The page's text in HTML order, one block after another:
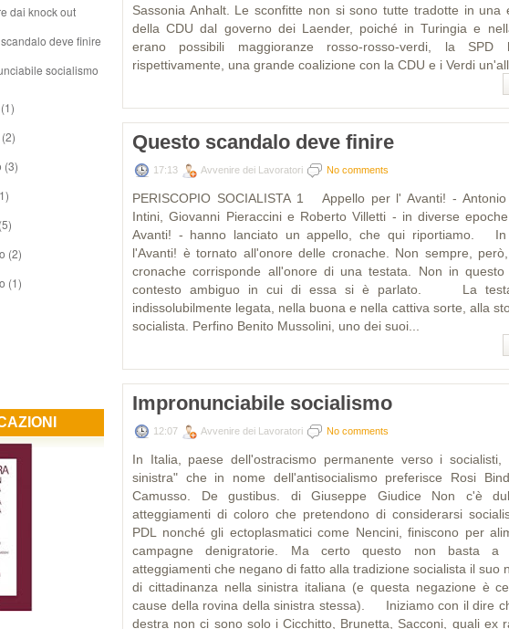
dai knock out
deve finire
socialismo
(1)
(2)
(3)
(5)
(2)
(1)
Sassonia Anhalt. Le sconfitte non si sono tutte tradotte in una
della CDU dal governo dei Laender, poiché in Turingia e
erano possibili maggioranze rosso-rosso-verdi, la SPD
rispettivamente, una grande coalizione con la CDU e i Verdi
Questo scandalo deve finire
17:13 Avvenire dei Lavoratori No comments
PERISCOPIO SOCIALISTA 1 Appello per l' Avanti! -
Intini, Giovanni Pieraccini e Roberto Villetti - in diverse
Avanti! - hanno lanciato un appello, che qui riportiamo. In
l'Avanti! è tornato all'onore delle cronache. Non sempre,
cronache corrisponde all'onore di una testata. Non in
contesto ambiguo in cui di essa si è parlato. La
indissolubilmente legata, nella buona e nella cattiva sorte, alla
socialista. Perfino Benito Mussolini, uno dei suoi...
Impronunciabile socialismo
12:07 Avvenire dei Lavoratori No comments
In Italia, paese dell'ostracismo permanente verso i
sinistra" che in nome dell'antisocialismo preferisce Rosi
Camusso. De gustibus. di Giuseppe Giudice Non c'è
atteggiamenti di coloro che pretendono di considerarsi
PDL nonché gli ectoplasmatici come Nencini, finiscono per
campagne denigratorie. Ma certo questo non basta a
atteggiamenti che negano di fatto alla tradizione socialista il suo
di cittadinanza nella sinistra italiana (e questa negazione è
cause della rovina della sinistra stessa). Iniziamo con il dire
destra non ci sono solo i Cicchitto, Brunetta, Sacconi, quali ex